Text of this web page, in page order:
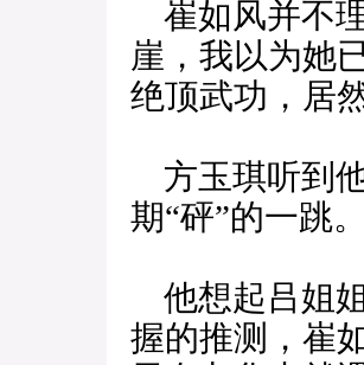
崔如风并不
崖，我以为她
绝顶武功，居
方玉琪听到
期“砰”的一跳。
他想起吕姐
握的推测，崔